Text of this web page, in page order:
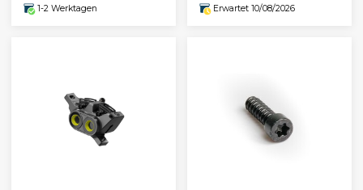
1-2 Werktagen Erwartet 10/08/2026